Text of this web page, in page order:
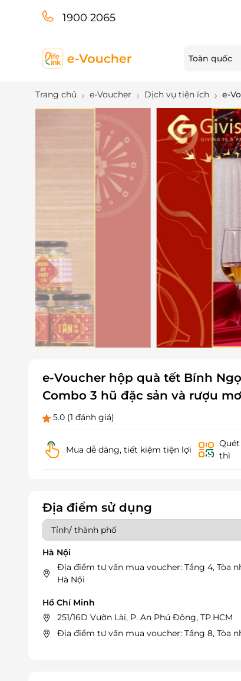
1900 2065
Toàn quốc
Trang chủ e-Voucher Dịch vụ tiện ích e-
e-Voucher hộp quà tết Bính
Combo 3 hũ đặc sản và rượu mơ
5.0 (1 đánh giá)
Mua dễ dàng, tiết kiệm tiện lợi
thì
Địa điểm sử dụng
Hà Nội
Địa điểm tư vấn mua voucher: Tầng 4, Tòa
Hà Nội
Hồ Chí Minh
251/16D Vườn Lài, P. An Phú Đông, TP.HCM
Địa điểm tư vấn mua voucher: Tầng 8, Tòa